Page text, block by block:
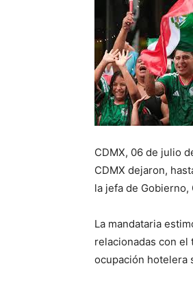
CDMX, 06 de julio
CDMX dejaron,
la jefa de Gobierno,
La mandataria
relacionadas con el
ocupación hotelera